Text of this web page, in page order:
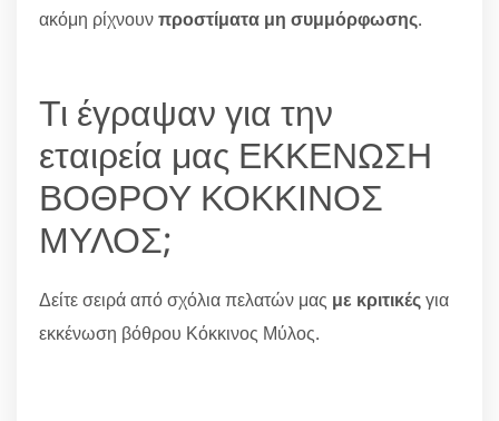
ακόμη ρίχνουνπροστίματα μη συμμόρφωσης.
Τι έγραψαν για την
εταιρεία μας ΕΚΚΕΝΩΣΗ
ΒΟΘΡΟΥ ΚΟΚΚΙΝΟΣ
ΜΥΛΟΣ;
Δείτε σειρά από σχόλια πελατών μας με κριτικέςγια
εκκένωση βόθρου Κόκκινος Μύλος.